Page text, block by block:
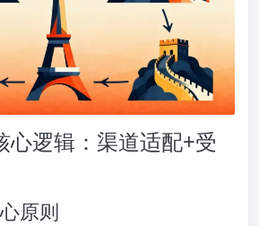
心逻辑：渠道适配+受
原则